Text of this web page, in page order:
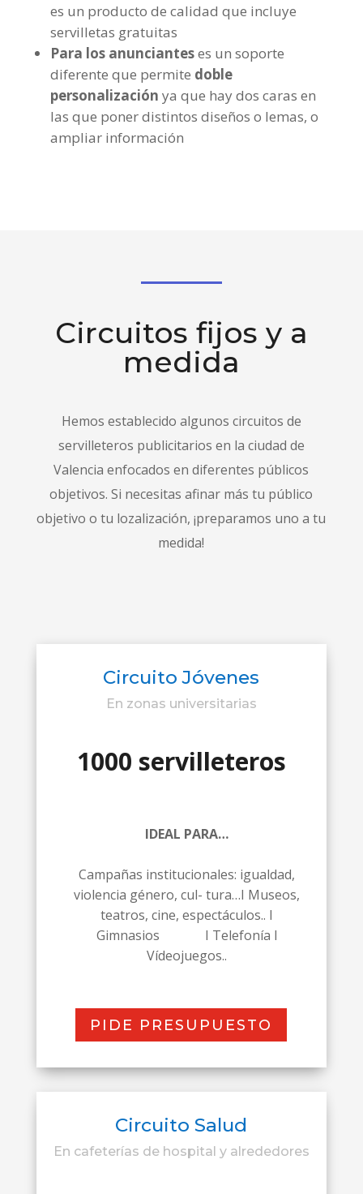
es un producto de calidad que incluye
servilletas gratuitas
Para los anuncianteses un soporte
diferente que permite doble
personalización ya que hay dos caras en
las que poner distintos diseños o lemas, o
ampliar información
Circuitos fijos y a
medida
Hemos establecido algunos circuitos de
servilleteros publicitarios en la ciudad de
Valencia enfocados en diferentes públicos
objetivos. Si necesitas afinar más tu público
objetivo o tu lozalización, ¡preparamos uno a tu
medida!
Circuito Jóvenes
En zonas universitarias
1000 servilleteros
IDEAL PARA…
Campañas institucionales: igualdad,
violencia género, cul- tura…I Museos,
teatros, cine, espectáculos.. I
Gimnasios I Telefonía I
Vídeojuegos..
PIDE PRESUPUESTO
Circuito Salud
En cafeterías de hospital y alrededores